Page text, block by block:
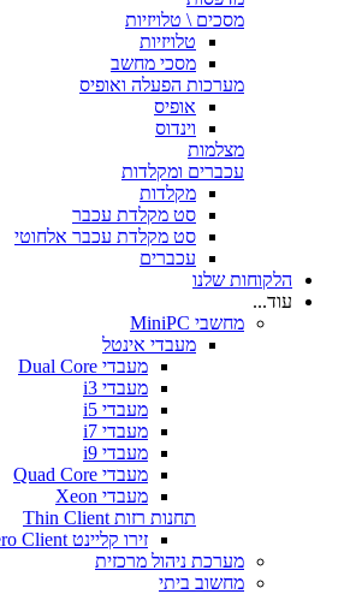
מסכים \ טלויזיות
טלויזיות
מסכי מחשב
מערכות הפעלה ואופיס
אופיס
וינדוס
מצלמות
עכברים ומקלדות
מקלדות
סט מקלדת עכבר
סט מקלדת עכבר אלחוטי
עכברים
הלקוחות שלנו
עוד...
מחשבי MiniPC
מעבדי אינטל
מעבדי Dual Core
מעבדי i3
מעבדי i5
מעבדי i7
מעבדי i9
מעבדי Quad Core
מעבדי Xeon
תחנות רזות Thin Client
זירו קליינט Zero Client
מערכת ניהול מרכזית
מחשוב ביתי